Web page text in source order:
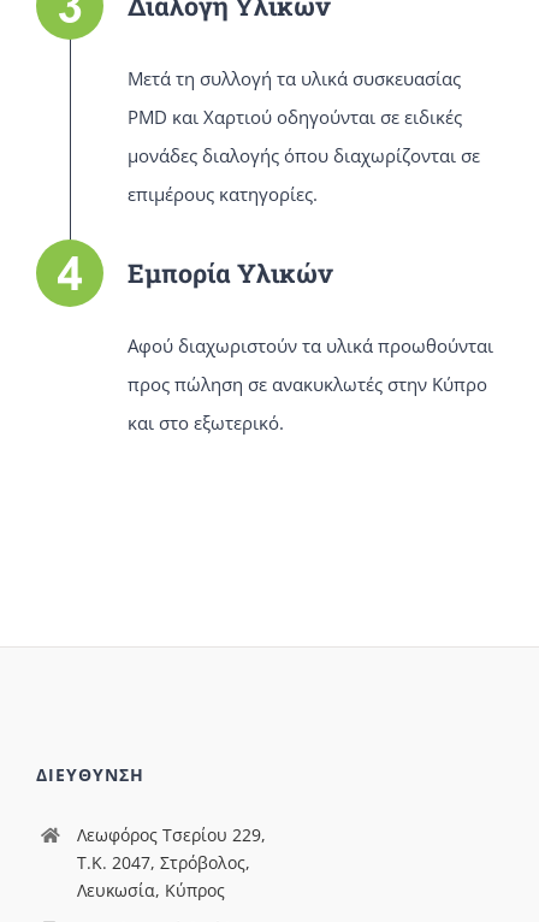
Μετά τη συλλογή τα υλικά συσκευασίας
PMD και Χαρτιού οδηγούνται σε ειδικές
μονάδες διαλογής όπου διαχωρίζονται σε
επιμέρους κατηγορίες.
Εμπορία Υλικών
Αφού διαχωριστούν τα υλικά προωθούνται
προς πώληση σε ανακυκλωτές στην Κύπρο
και στο εξωτερικό.
ΔΙΕΥΘΥΝΣΗ
Λεωφόρος Τσερίου 229,
T.Κ. 2047, Στρόβολος,
Λευκωσία, Κύπρος